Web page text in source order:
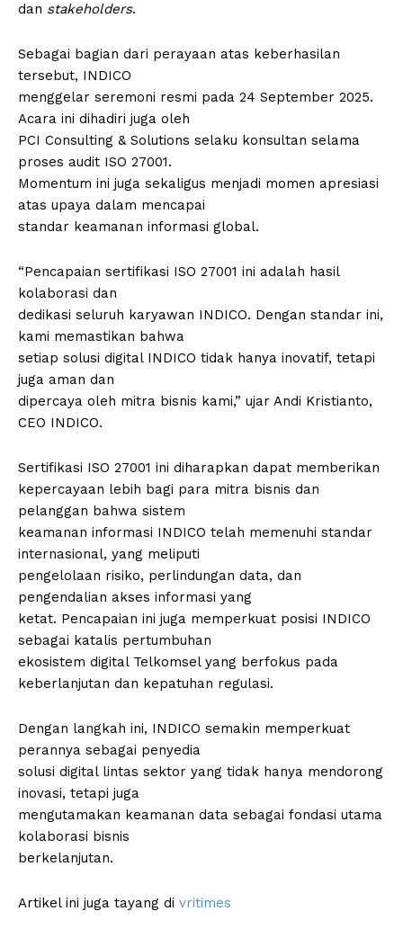
dan stakeholders.
Sebagai bagian dari perayaan atas keberhasilan
tersebut, INDICO
menggelar seremoni resmi pada 24 September 2025.
Acara ini dihadiri juga oleh
PCI Consulting & Solutions selaku konsultan selama
proses audit ISO 27001.
Momentum ini juga sekaligus menjadi momen apresiasi
atas upaya dalam mencapai
standar keamanan informasi global.
“Pencapaian sertifikasi ISO 27001 ini adalah hasil
kolaborasi dan
dedikasi seluruh karyawan INDICO. Dengan standar ini,
kami memastikan bahwa
setiap solusi digital INDICO tidak hanya inovatif, tetapi
juga aman dan
dipercaya oleh mitra bisnis kami,” ujar Andi Kristianto,
CEO INDICO.
Sertifikasi ISO 27001 ini diharapkan dapat memberikan
kepercayaan lebih bagi para mitra bisnis dan
pelanggan bahwa sistem
keamanan informasi INDICO telah memenuhi standar
internasional, yang meliputi
pengelolaan risiko, perlindungan data, dan
pengendalian akses informasi yang
ketat. Pencapaian ini juga memperkuat posisi INDICO
sebagai katalis pertumbuhan
ekosistem digital Telkomsel yang berfokus pada
keberlanjutan dan kepatuhan regulasi.
Dengan langkah ini, INDICO semakin memperkuat
perannya sebagai penyedia
solusi digital lintas sektor yang tidak hanya mendorong
inovasi, tetapi juga
mengutamakan keamanan data sebagai fondasi utama
kolaborasi bisnis
berkelanjutan.
Artikel ini juga tayang di vritimes